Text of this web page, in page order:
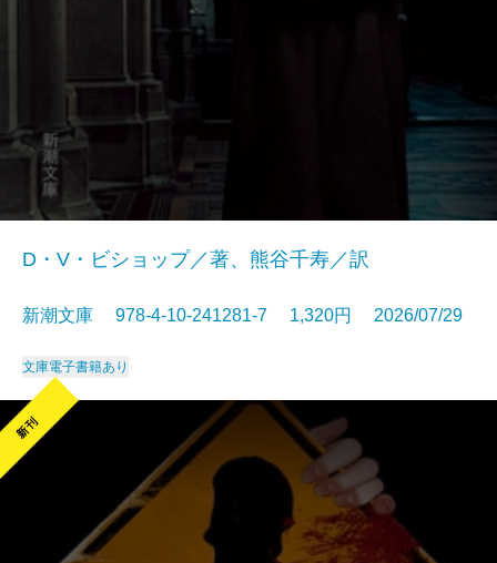
D・V・ビショップ／著、熊谷千寿／訳
新潮文庫 978-4-10-241281-7 1,320円 2026/07/29
文庫電子書籍あり
新刊